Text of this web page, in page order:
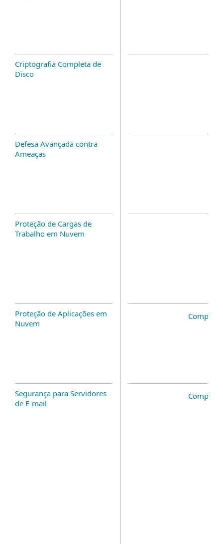
Criptografia Completa de
Disco
Defesa Avançada contra
Ameaças
Proteção de Cargas de
Trabalho em Nuvem
Proteção de Aplicações em
Nuvem
Segurança para Servidores
de E-mail